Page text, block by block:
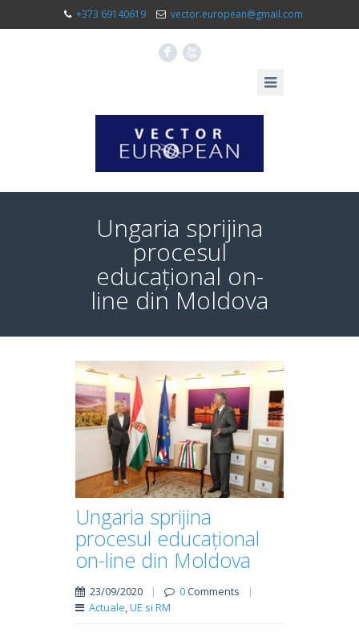
+373 69140619 vector.european@gmail.com
F X
Ungaria sprijina
procesul
educațional on-
line din Moldova
Ungaria sprijina
procesul educațional
on-line din Moldova
23/09/2020 | 0Comments
|
Actuale,UE si RM